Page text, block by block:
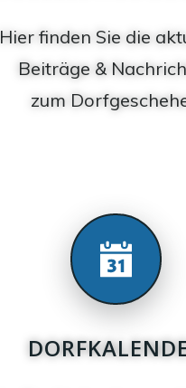
Hier finden Sie die
Beiträge &
zum